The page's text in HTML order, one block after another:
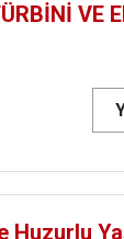
VE
Huzurlu